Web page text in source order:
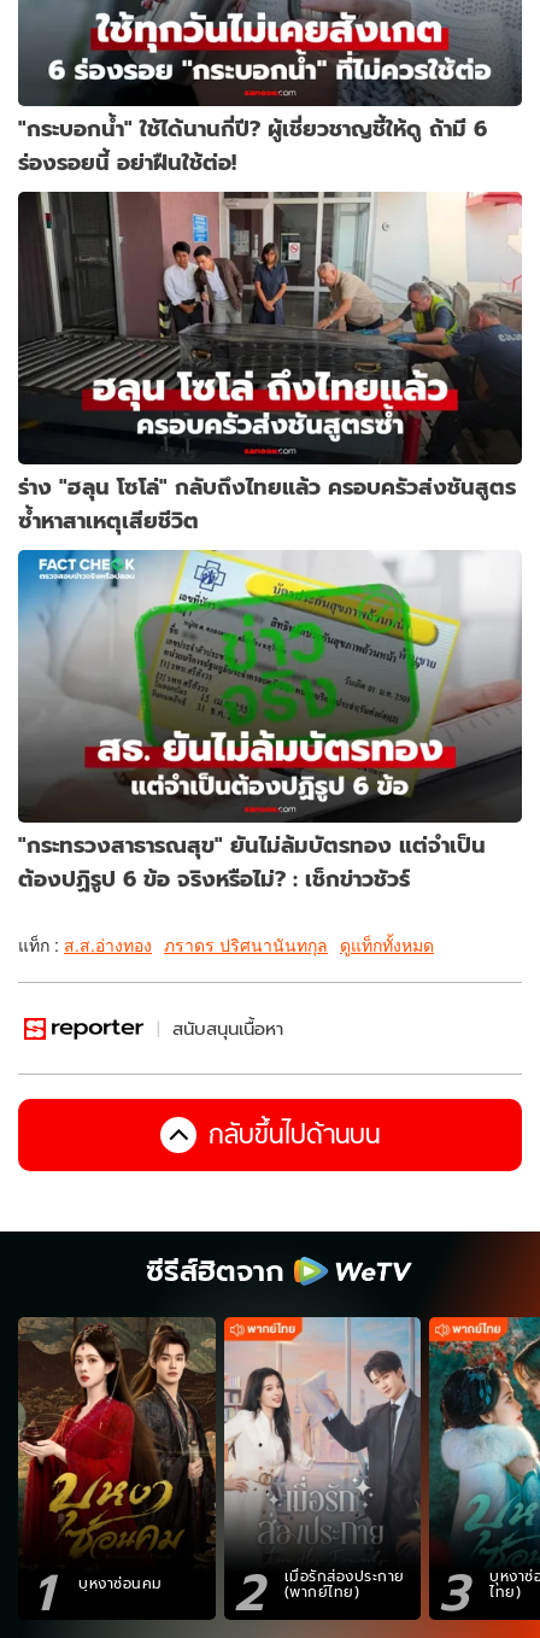
"กระบอกน้ำ" ใช้ได้นานกี่ปี? ผู้เชี่ยวชาญชี้ให้ดู ถ้ามี 6
ร่องรอยนี้ อย่าฝืนใช้ต่อ!
ร่าง "ฮลุน โซโล่" กลับถึงไทยแล้ว ครอบครัวส่งชันสูตร
ซ้ำหาสาเหตุเสียชีวิต
"กระทรวงสาธารณสุข" ยันไม่ล้มบัตรทอง แต่จำเป็น
ต้องปฏิรูป 6 ข้อ จริงหรือไม่? : เช็กข่าวชัวร์
แท็ก : ส.ส.อ่างทอง ภราดร ปริศนานันทกุล ดูแท็กทั้งหมด
สนับสนุนเนื้อหา
กลับขึ้นไปด้านบน
ซีรีส์ฮิตจาก
1 บุหงาซ่อนคม 2 เมื่อรักส่องประกาย
(พากย์ไทย) 3 บุหงา
ไทย)